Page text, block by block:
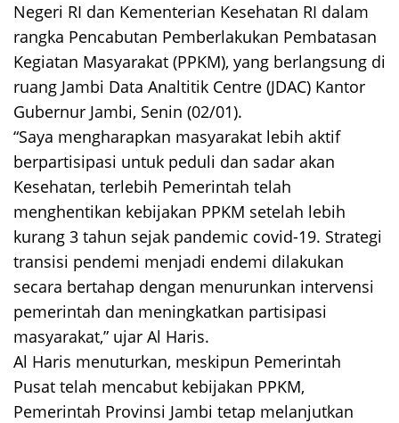
Negeri RI dan Kementerian Kesehatan RI dalam
rangka Pencabutan Pemberlakukan Pembatasan
Kegiatan Masyarakat (PPKM), yang berlangsung di
ruang Jambi Data Analtitik Centre (JDAC) Kantor
Gubernur Jambi, Senin (02/01).
“Saya mengharapkan masyarakat lebih aktif
berpartisipasi untuk peduli dan sadar akan
Kesehatan, terlebih Pemerintah telah
menghentikan kebijakan PPKM setelah lebih
kurang 3 tahun sejak pandemic covid-19. Strategi
transisi pendemi menjadi endemi dilakukan
secara bertahap dengan menurunkan intervensi
pemerintah dan meningkatkan partisipasi
masyarakat,” ujar Al Haris.
Al Haris menuturkan, meskipun Pemerintah
Pusat telah mencabut kebijakan PPKM,
Pemerintah Provinsi Jambi tetap melanjutkan